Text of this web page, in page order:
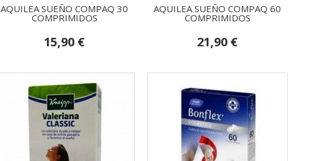
AQUILEA SUEÑO COMPAQ 30
COMPRIMIDOS
15,90 €
AQUILEA SUEÑO COMPAQ 60
COMPRIMIDOS
21,90 €